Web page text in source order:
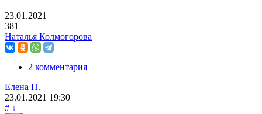
23.01.2021
381
Наталья Колмогорова
2 комментария
Елена Н.
23.01.2021 19:30
# ↓